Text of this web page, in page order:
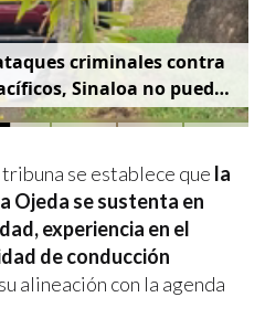
criminales contra
Sinaloa no puede
de paz
se establece que la
Ojeda se sustenta en
experiencia en el
de conducción
alineación con la agenda